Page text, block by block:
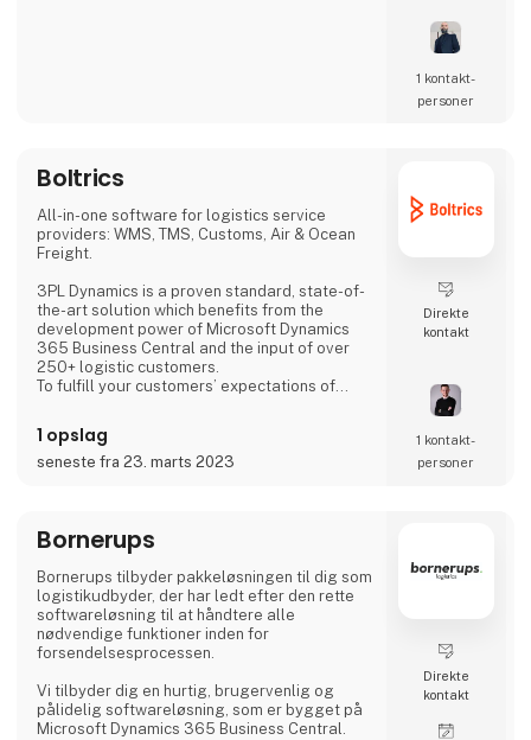
1 kontakt­
personer
Boltrics
All-in-one software for logistics service
providers: WMS, TMS, Customs, Air & Ocean
Freight.
3PL Dynamics is a proven standard, state-of-
the-art solution which benefits from the
development power of Microsoft Dynamics
365 Business Central and the input of over
250+ logistic customers.
To fulfill your customers’ expectations of
customers due to the limitations of your
current logistics software? Do you struggle
costs? As a l
1 opslag
seneste fra 23. marts 2023
Direkte
kontakt
1 kontakt­
personer
Bornerups
Bornerups tilbyder pakkeløsningen til dig som
logistikudbyder, der har ledt efter den rette
softwareløsning til at håndtere alle
nødvendige funktioner inden for
forsendelsesprocessen.
Vi tilbyder dig en hurtig, brugervenlig og
pålidelig softwareløsning, som er bygget på
Microsoft Dynamics 365 Business Central.
Direkte
kontakt